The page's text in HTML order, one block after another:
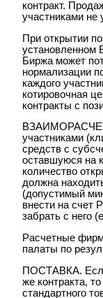
контракт.
участниками не
При открытии
установленном
Биржа может
нормализации
каждого
котировочная
контракты с
участниками
средств с
оставшуюся на
количество
должна
(допустимый
внести на счет
забрать с него
Расчетные
палаты по
ПОСТАВКА. Если
же контракта,
стандартного